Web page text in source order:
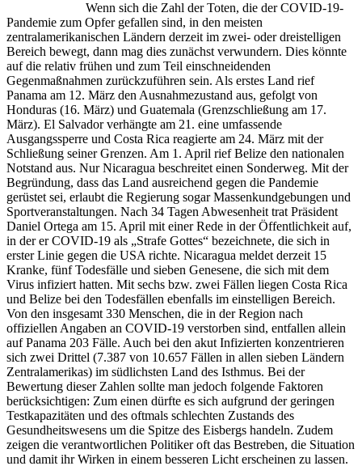
Wenn sich die Zahl der Toten, die der COVID-19-
Pandemie zum Opfer gefallen sind, in den meisten
zentralamerikanischen Ländern derzeit im zwei- oder dreistelligen
Bereich bewegt, dann mag dies zunächst verwundern. Dies könnte
auf die relativ frühen und zum Teil einschneidenden
Gegenmaßnahmen zurückzuführen sein. Als erstes Land rief
Panama am 12. März den Ausnahmezustand aus, gefolgt von
Honduras (16. März) und Guatemala (Grenzschließung am 17.
März). El Salvador verhängte am 21. eine umfassende
Ausgangssperre und Costa Rica reagierte am 24. März mit der
Schließung seiner Grenzen. Am 1. April rief Belize den nationalen
Notstand aus. Nur Nicaragua beschreitet einen Sonderweg. Mit der
Begründung, dass das Land ausreichend gegen die Pandemie
gerüstet sei, erlaubt die Regierung sogar Massenkundgebungen und
Sportveranstaltungen. Nach 34 Tagen Abwesenheit trat Präsident
Daniel Ortega am 15. April mit einer Rede in der Öffentlichkeit auf,
in der er COVID-19 als „Strafe Gottes“ bezeichnete, die sich in
erster Linie gegen die USA richte. Nicaragua meldet derzeit 15
Kranke, fünf Todesfälle und sieben Genesene, die sich mit dem
Virus infiziert hatten. Mit sechs bzw. zwei Fällen liegen Costa Rica
und Belize bei den Todesfällen ebenfalls im einstelligen Bereich.
Von den insgesamt 330 Menschen, die in der Region nach
offiziellen Angaben an COVID-19 verstorben sind, entfallen allein
auf Panama 203 Fälle. Auch bei den akut Infizierten konzentrieren
sich zwei Drittel (7.387 von 10.657 Fällen in allen sieben Ländern
Zentralamerikas) im südlichsten Land des Isthmus. Bei der
Bewertung dieser Zahlen sollte man jedoch folgende Faktoren
berücksichtigen: Zum einen dürfte es sich aufgrund der geringen
Testkapazitäten und des oftmals schlechten Zustands des
Gesundheitswesens um die Spitze des Eisbergs handeln. Zudem
zeigen die verantwortlichen Politiker oft das Bestreben, die Situation
und damit ihr Wirken in einem besseren Licht erscheinen zu lassen.